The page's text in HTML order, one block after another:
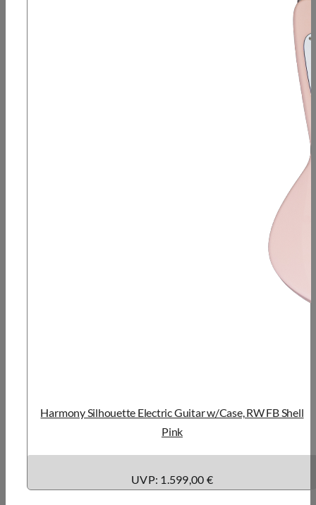
Harmony Silhouette Electric Guitar w/Case, RW FB Shell
Pink
UVP: 1.599,00 €